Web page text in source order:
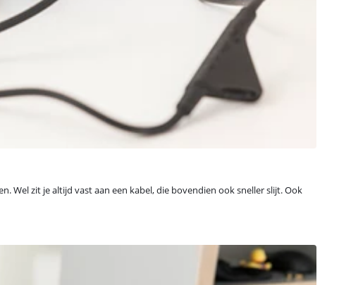
Wel zit je altijd vast aan een kabel, die bovendien ook sneller slijt. Ook